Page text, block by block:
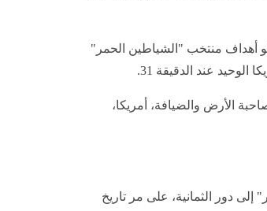
أهداف منتخب "الشياطين الحمر"
الأرض والضيافة، أمريكا،
دور الثمانية، على مر تاريخ